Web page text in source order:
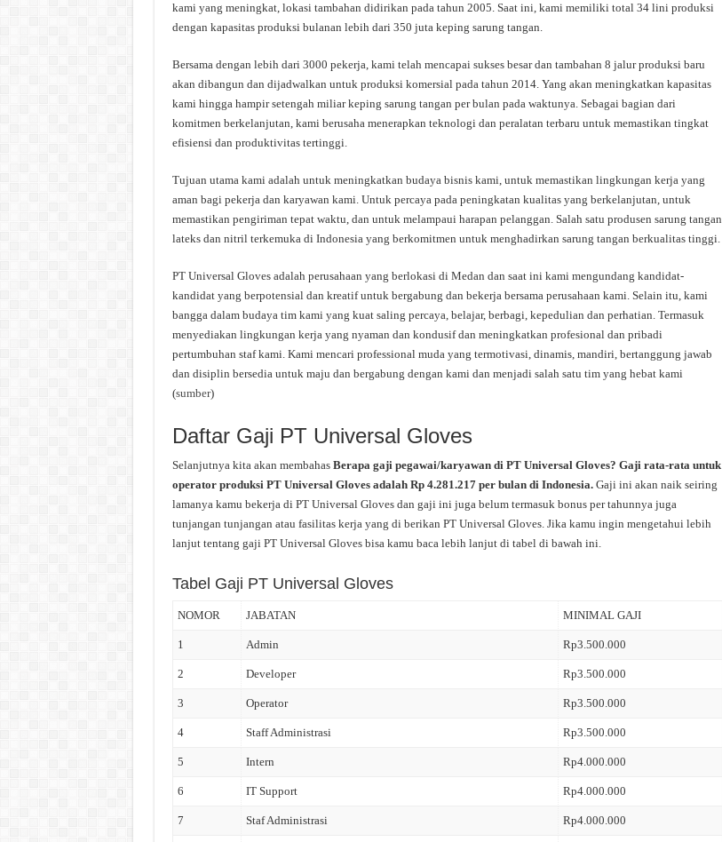
kami yang meningkat, lokasi tambahan didirikan pada tahun 2005. Saat ini, kami memiliki total 34 lini produksi
dengan kapasitas produksi bulanan lebih dari 350 juta keping sarung tangan.
Bersama dengan lebih dari 3000 pekerja, kami telah mencapai sukses besar dan tambahan 8 jalur produksi baru
akan dibangun dan dijadwalkan untuk produksi komersial pada tahun 2014. Yang akan meningkatkan kapasitas
kami hingga hampir setengah miliar keping sarung tangan per bulan pada waktunya. Sebagai bagian dari
komitmen berkelanjutan, kami berusaha menerapkan teknologi dan peralatan terbaru untuk memastikan tingkat
efisiensi dan produktivitas tertinggi.
Tujuan utama kami adalah untuk meningkatkan budaya bisnis kami, untuk memastikan lingkungan kerja yang
aman bagi pekerja dan karyawan kami. Untuk percaya pada peningkatan kualitas yang berkelanjutan, untuk
memastikan pengiriman tepat waktu, dan untuk melampaui harapan pelanggan. Salah satu produsen sarung tangan
lateks dan nitril terkemuka di Indonesia yang berkomitmen untuk menghadirkan sarung tangan berkualitas tinggi.
PT Universal Gloves adalah perusahaan yang berlokasi di Medan dan saat ini kami mengundang kandidat-
kandidat yang berpotensial dan kreatif untuk bergabung dan bekerja bersama perusahaan kami. Selain itu, kami
bangga dalam budaya tim kami yang kuat saling percaya, belajar, berbagi, kepedulian dan perhatian. Termasuk
menyediakan lingkungan kerja yang nyaman dan kondusif dan meningkatkan profesional dan pribadi
pertumbuhan staf kami. Kami mencari professional muda yang termotivasi, dinamis, mandiri, bertanggung jawab
dan disiplin bersedia untuk maju dan bergabung dengan kami dan menjadi salah satu tim yang hebat kami
(sumber)
Daftar Gaji PT Universal Gloves
Selanjutnya kita akan membahas Berapa gaji pegawai/karyawan di PT Universal Gloves? Gaji rata-rata untuk
operator produksi PT Universal Gloves adalah Rp 4.281.217 per bulan di Indonesia. Gaji ini akan naik seiring
lamanya kamu bekerja di PT Universal Gloves dan gaji ini juga belum termasuk bonus per tahunnya juga
tunjangan tunjangan atau fasilitas kerja yang di berikan PT Universal Gloves. Jika kamu ingin mengetahui lebih
lanjut tentang gaji PT Universal Gloves bisa kamu baca lebih lanjut di tabel di bawah ini.
Tabel Gaji PT Universal Gloves
NOMOR JABATAN MINIMAL GAJI
1 Admin Rp3.500.000
2 Developer Rp3.500.000
3 Operator Rp3.500.000
4 Staff Administrasi Rp3.500.000
5 Intern Rp4.000.000
6 IT Support Rp4.000.000
7 Staf Administrasi Rp4.000.000